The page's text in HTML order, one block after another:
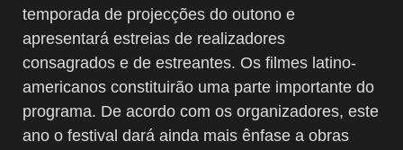
temporada de projecções do outono e
apresentará estreias de realizadores
consagrados e de estreantes. Os filmes latino-
americanos constituirão uma parte importante do
programa. De acordo com os organizadores, este
ano o festival dará ainda mais ênfase a obras